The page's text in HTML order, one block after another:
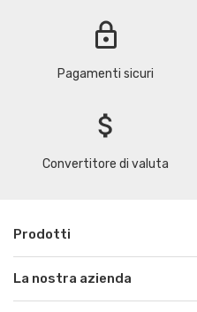
lock
Pagamenti sicuri
attach_money
Convertitore di valuta
Prodotti
La nostra azienda